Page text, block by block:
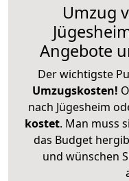
Umzug
Angebote
Der wichtigste
Umzugskosten!
nach Jügesheim
kostet. Man muss
das Budget
und wünschen